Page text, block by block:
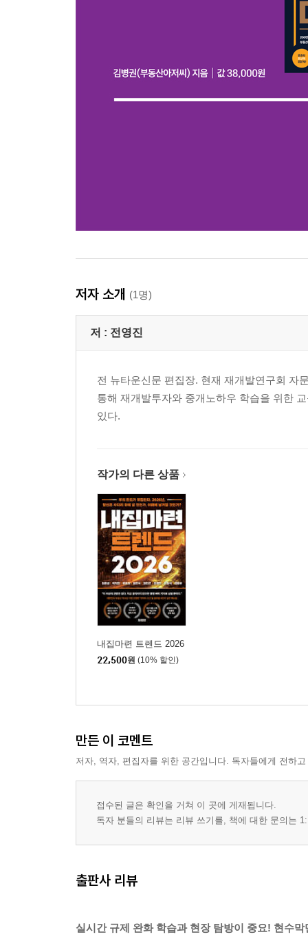
조합원 수익을 높이는 혜택 - 분양가 할인, 동호수
조합원 물건 10억짜리가 5년 후 17억?
06 재개발 로얄평, 로얄층 쟁탈전 필승전략
---------------------------------------------
01 도심복합사업은 누가 주도하느냐의 차이!(ft. 공
땅을 내줄 주민들이 있을까?
(민간)도심복합사업 - 창의적인 전문가(프로젝트
기대와 우려 속 용산 효창공원역 현장 사례
2. 주거 중심형 대상지 후보 - 투자자 관심 집중
03 (공공)도심복합사업으로 아파트를 받으려면?
조건에 따라 확확 달라지는 권리산정 기준일
아파트를 주는 기준 ① 일반 재개발(도정법) 및 소
아파트를 주는 기준 ② (공공)도심복합사업
주의! 공공 재개발은 기준일이 지난 물건을 사면 현
그래도 ‘꾼’들은 왜 이런 물건을 살까?
〈Tip〉 아파트를 받을 수 있는 무허가와 근생의 기
04 좋은 지역, 좋은 물건을 찾고 상담도 잘하는 법
기초 체력을 다지는 기본 지식 3가지
① 노후도 ② 동의율의 진실 ③ 권리산정 기준일
진짜 고수를 찾아 제대로 질문하는 방법
--------------------------------------------
1단계. 기본 계획 수립 및 정비구역 지정
저자 소개 (1명)
저 : 전영진
전 뉴타운신문 편집장. 현재 재개발연구회 자
통해 재개발투자와 중개노하우 학습을 위한
있다.
작가의 다른 상품
내집마련 트렌드 2026
22,500원 (10% 할인)
만든 이 코멘트
저자, 역자, 편집자를 위한 공간입니다. 독자들에게 전하
접수된 글은 확인을 거쳐 이 곳에 게재됩니다.
독자 분들의 리뷰는 리뷰 쓰기를, 책에 대한 문의는
출판사 리뷰
실시간 규제 완화 학습과 현장 탐방이 중요! 현수